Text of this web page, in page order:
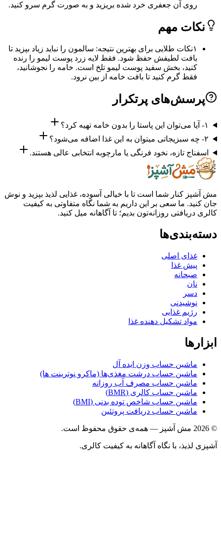
روی آن جعفری خرد شده بریزید و به صورت گرم سرو کنید.
مهم
نکات طلایی برای بهترین نتیجه: سالمون را نباید زیاد بپزید تا
بافت لطیفش حفظ شود. فقط لایه زرد پوست لیمو را رنده
کنید، بخش سفید پوست لیمو تلخ است. خامه را نجوشانید،
فقط گرم کنید تا بافت خامه‌ از بین نرود.
پرتکرار
تازه، نخود فرنگی یا مارچوبه انتخابی عالی هستند.
کنار شما است تا با خیالی آسوده، غذایی لذیذ بپزید و نوش
ما سعی بر این داریم به شما نگاه متفاوتی به کیفیت
روزانه‌تون بدیم؛ تا آگاهانه میل کنید.
غذای اصلی
پیش غذا
صبحانه
نوشیدنی
رژیم غذایی
مواد تشکیل دهنده غذا
ماشین حساب وزن ایده آل
ماشین حساب درشت مغذی‌ها (ماکرو نوترینت ها)
ماشین حساب مصرف آب روزانه
ماشین حساب کالری (BMR)
ماشین حساب شاخص توده بدنی (BMI)
ماشین حساب دریافت پروتئین
با نگاه آگاهانه به کیفیت کالری.